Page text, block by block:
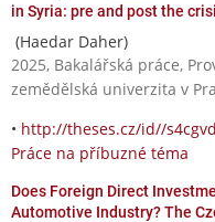
in Syria: pre and post the
(Haedar Daher)
2025, Bakalářská práce,
zemědělská univerzita v
• http://theses.cz/id//
Práce na příbuzné téma
Does Foreign Direct
Automotive Industry? The